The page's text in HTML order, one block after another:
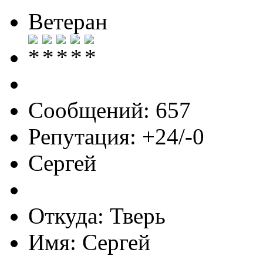
Ветеран
Сообщений: 657
Репутация: +24/-0
Сергей
Откуда: Тверь
Имя: Сергей